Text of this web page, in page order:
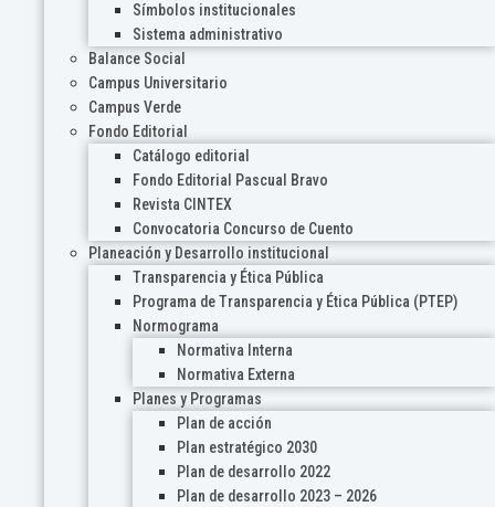
Símbolos institucionales
Sistema administrativo
Balance Social
Campus Universitario
Campus Verde
Fondo Editorial
Catálogo editorial
Fondo Editorial Pascual Bravo
Revista CINTEX
Convocatoria Concurso de Cuento
Planeación y Desarrollo institucional
Transparencia y Ética Pública
Programa de Transparencia y Ética Pública (PTEP)
Normograma
Normativa Interna
Normativa Externa
Planes y Programas
Plan de acción
Plan estratégico 2030
Plan de desarrollo 2022
Plan de desarrollo 2023 – 2026